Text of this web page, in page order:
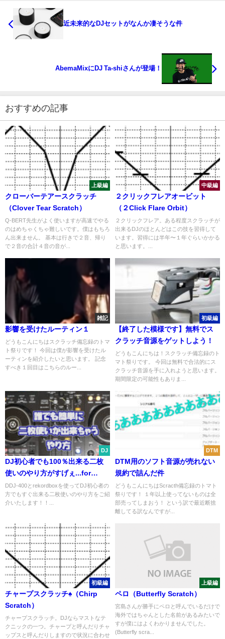
近未来的なDJセットがなんか凄そうな件
AbemaMixにDJ Ta-shiさんが登場！
おすすめの記事
上級編
クローバーテアースクラッチ
（Clover Tear Scratch）
Q-BERT先生がよく使いますが高速でやる
のはめちゃくちゃ難しいです。僕はもちろ
ん出来ません。 基本は行きで２音、帰り
で２音の合計４音の音が...
中級編
２クリックフレアオービット
（２Click Flare Orbit）
２クリックフレア。ある程度スクラッチが
出来るDJのほとんどはこの技を習得して
います。習得には半年〜１年ぐらいかかる
と思います。...
雑記
影響を受けたルーティン１
どうもこんにちはスクラッチ備忘録のトマ
ト祭りです！ 今回は僕が影響を受けたル
ーティンを紹介したいと思います。 記念
すべき１回目はこちらのルー...
初級編
【終了した模様です】無料でス
クラッチ音源をゲットしよう！
どうもこんにちは！スクラッチ備忘録のト
マト祭りです。 今回は無料で合法的にス
クラッチ音源を手に入れようと思います。
期間限定の可能性もありま...
DJ
DJ初心者でも100％出来る二枚
使いのやり方がすげぇ...for
PCDJ
DDJ-400とrekordboxを使ってDJ初心者の
方でもすぐ出来る二枚使いのやり方をご紹
介いたします！！...
DTM
DTM用のソフト音源が売れない
規約で詰んだ件
どうもこんにちはScracth備忘録のトマト
祭りです！ １年以上使ってないものは全
部売ってしまおう！ という訳で最近断捨
離してる訳なんですが...
初級編
チャープスクラッチ♠（Chirp
Scratch）
チャープスクラッチ。DJならマストなテ
クニックの一つ。チャープと呼んだりチャ
ップスと呼んだりしますので状況に合わせ
上級編
ペロ（Butterfly Scratch）
宮島さんが勝手にペロと呼んでいるだけで
海外ではちゃんとした名前があるみたいで
すが僕にはよくわかりませんでした。
(Butterfly scra...